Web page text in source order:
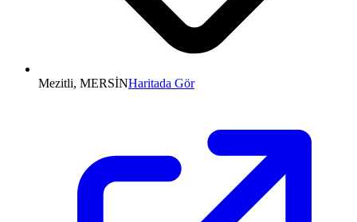
Mezitli, MERSİNHaritada Gör